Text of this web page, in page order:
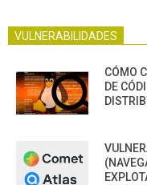
VULNERABILIDADES
CÓMO
DE